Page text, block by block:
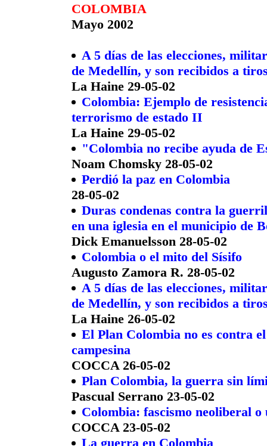
COLOMBIA
Mayo 2002
A 5 días de las elecciones,
de Medellín, y son recibidos a
La Haine 29-05-02
Colombia: Ejemplo de
terrorismo de estado II
La Haine 29-05-02
"Colombia no recibe ayuda de
Noam Chomsky 28-05-02
Perdió la paz en Colombia
28-05-02
Duras condenas contra la
en una iglesia en el municipio de
Dick Emanuelsson 28-05-02
Colombia o el mito del Sísifo
Augusto Zamora R. 28-05-02
A 5 días de las elecciones,
de Medellín, y son recibidos a
La Haine 26-05-02
El Plan Colombia no es contra
campesina
COCCA 26-05-02
Plan Colombia, la guerra sin
Pascual Serrano 23-05-02
Colombia: fascismo neoliberal o
COCCA 23-05-02
La guerra en Colombia